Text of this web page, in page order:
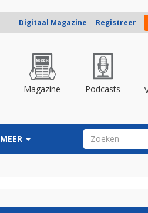
Digitaal Magazine Registreer
Magazine Podcasts
MEER ZOEKVELD